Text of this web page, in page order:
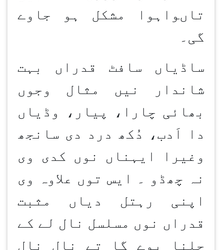
تاںواہوا مشکل ہو جاوے
گی۔
ساڈیاں سافٹ قدراں بہت
شاندار نیں مثال وجوں
بھائی چارا، پیار، وڈیاں
دا اَدب، دُکھ درد دی سانجھ
وغیرا ایہناں نوں کدی وی
نہ چھڈو ۔ ایس توں علاوہ وی
اپنی رہتل دیاں مثبت
قدراں نوں مسلسل نال لے کے
چلنا پوے گا تے نال نال